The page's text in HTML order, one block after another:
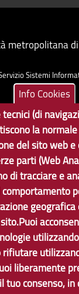
metropolitana di
Sistemi
Info Cookies
(di
la normale
del sito web e
parti (Web
di tracciare e
geografica
rifiutare
liberamente
tuo consenso, in